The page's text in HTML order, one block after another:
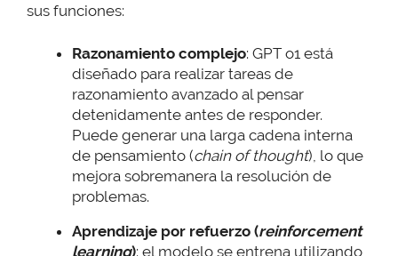
sus funciones:
Razonamiento complejo: GPT o1 está
diseñado para realizar tareas de
razonamiento avanzado al pensar
detenidamente antes de responder.
Puede generar una larga cadena interna
de pensamiento (chain of thought), lo que
mejora sobremanera la resolución de
problemas.
Aprendizaje por refuerzo (reinforcement
learning): el modelo se entrena utilizando